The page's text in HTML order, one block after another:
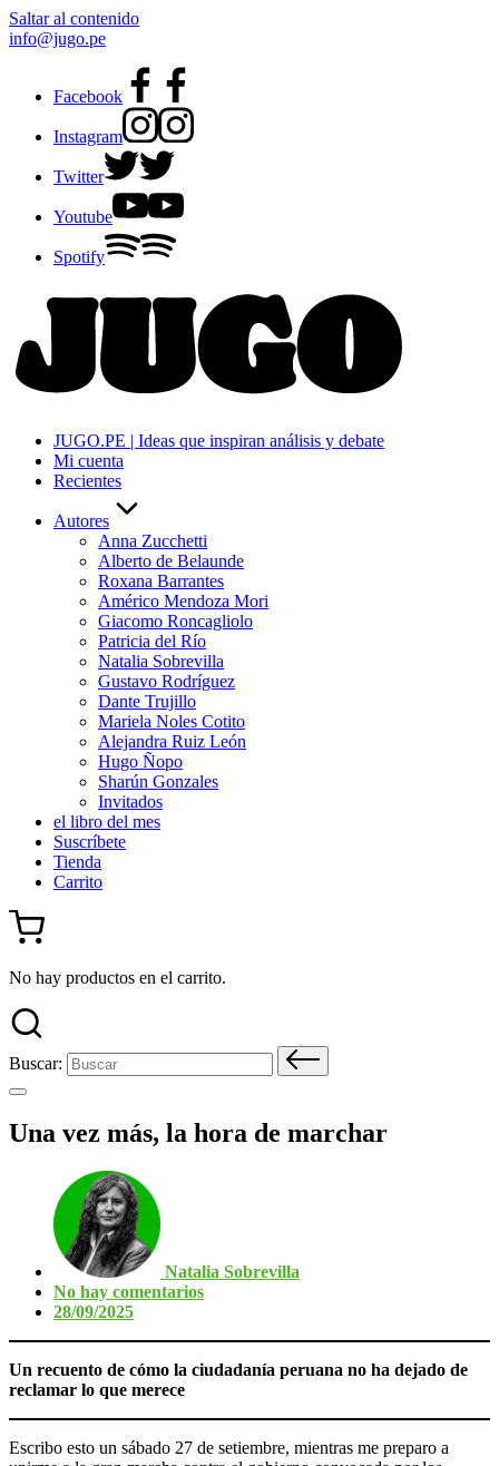
Saltar al contenido
info@jugo.pe
Facebook
Instagram
Twitter
Youtube
Spotify
JUGO.PE | Ideas que inspiran análisis y debate
Mi cuenta
Recientes
Autores
Anna Zucchetti
Alberto de Belaunde
Roxana Barrantes
Américo Mendoza Mori
Giacomo Roncagliolo
Patricia del Río
Natalia Sobrevilla
Gustavo Rodríguez
Dante Trujillo
Mariela Noles Cotito
Alejandra Ruiz León
Hugo Ñopo
Sharún Gonzales
Invitados
el libro del mes
Suscríbete
Tienda
Carrito
No hay productos en el carrito.
Buscar:
Una vez más, la hora de marchar
Natalia Sobrevilla
No hay comentarios
28/09/2025
Un recuento de cómo la ciudadanía peruana no ha dejado de
reclamar lo que merece
Escribo esto un sábado 27 de setiembre, mientras me preparo a